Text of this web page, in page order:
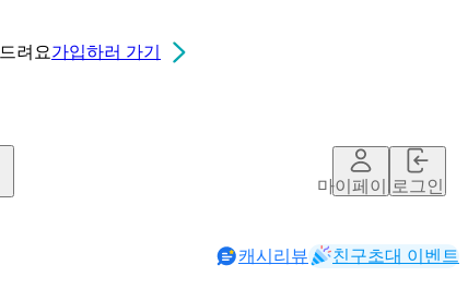
드려요가입하러 가기
마이페이지로그인
캐시리뷰 친구초대 이벤트